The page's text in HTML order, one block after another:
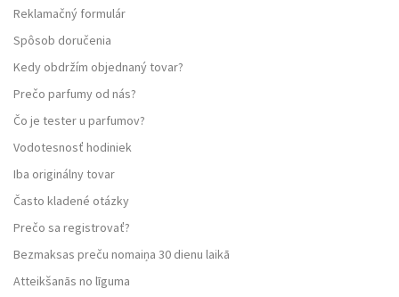
Reklamačný formulár
Spôsob doručenia
Kedy obdržím objednaný tovar?
Prečo parfumy od nás?
Čo je tester u parfumov?
Vodotesnosť hodiniek
Iba originálny tovar
Často kladené otázky
Prečo sa registrovať?
Bezmaksas preču nomaiņa 30 dienu laikā
Atteikšanās no līguma